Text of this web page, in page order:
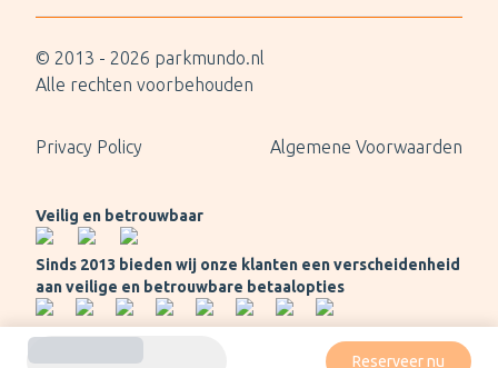
Reserveer nu
© 2013 - 2026 parkmundo.nl
Alle rechten voorbehouden
Privacy Policy Algemene Voorwaarden
Veilig en betrouwbaar
Sinds 2013 bieden wij onze klanten een verscheidenheid
aan veilige en betrouwbare betaalopties